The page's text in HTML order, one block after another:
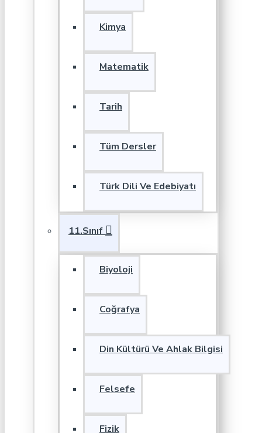
Kimya
Matematik
Tarih
Tüm Dersler
Türk Dili Ve Edebiyatı
11.Sınıf
Biyoloji
Coğrafya
Din Kültürü Ve Ahlak Bilgisi
Felsefe
Fizik